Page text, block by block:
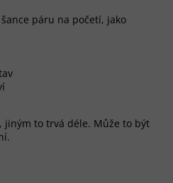
páru na početí, jako
jiným to trvá déle. Může to být